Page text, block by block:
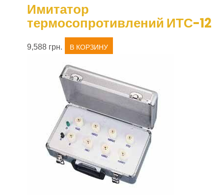
Имитатор
термосопротивлений ИТС-12
9,588 грн. В КОРЗИНУ